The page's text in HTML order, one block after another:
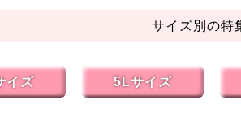
サイズ別の特
イズ 5Lサイズ